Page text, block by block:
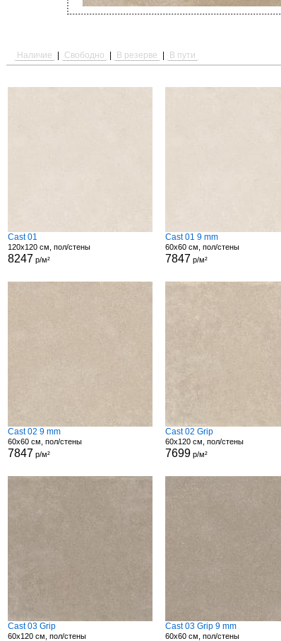
Наличие Свободно В резерве В пути
Cast 01
120x120 см, пол/стены
8247 р/м²
Cast 01 9 mm
60x60 см, пол/стены
7847 р/м²
Cast 02 9 mm
60x60 см, пол/стены
7847 р/м²
Cast 02 Grip
60x120 см, пол/стены
7699 р/м²
Cast 03 Grip
60x120 см, пол/стены
Cast 03 Grip 9 mm
60x60 см, пол/стены